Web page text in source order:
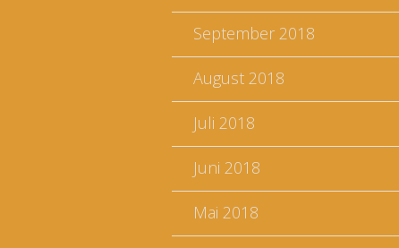
September 2018
August 2018
Juli 2018
Juni 2018
Mai 2018